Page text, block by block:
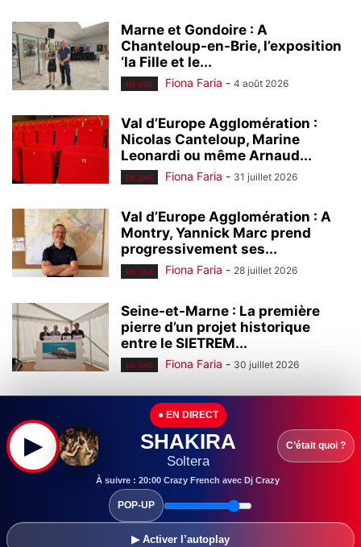
Marne et Gondoire : A
Chanteloup-en-Brie, l’exposition
‘la Fille et le...
EN UNE Fiona Faria - 4 août 2026
Val d’Europe Agglomération :
Nicolas Canteloup, Marine
Leonardi ou même Arnaud...
EN UNE Fiona Faria - 31 juillet 2026
Val d’Europe Agglomération : A
Montry, Yannick Marc prend
progressivement ses...
EN UNE Fiona Faria - 28 juillet 2026
Seine-et-Marne : La première
pierre d’un projet historique
entre le SIETREM...
EN UNE Fiona Faria - 30 juillet 2026
Seine-et-Marne : Leader mondial
de l’homéopathie, l’entreprise
Boiron (Montévrain) continue à...
Fiona Faria 29 juillet 2026
Seine-et-Marne : Ouvert en
2000, le centre commercial Val
▶
● EN DIRECT
SHAKIRA
Soltera
À suivre : 20:00 Crazy French avec Dj Crazy
▶ Activer l’autoplay
C’était quoi ?
POP-UP